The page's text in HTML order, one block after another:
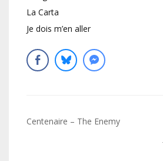
La Carta
Je dois m’en aller
Navigation
Centenaire – The Enemy